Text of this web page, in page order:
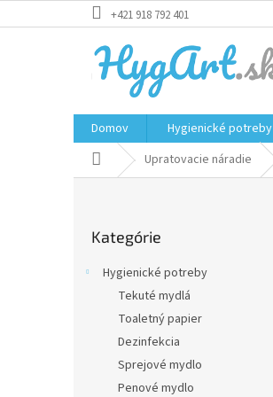
na
+421 918 792 401
Domov Hygienické potreby
DomovUpratovacie náradie
kategórie
Kategórie
Hygienické potreby
Tekuté mydlá
Toaletný papier
Dezinfekcia
Sprejové mydlo
Penové mydlo